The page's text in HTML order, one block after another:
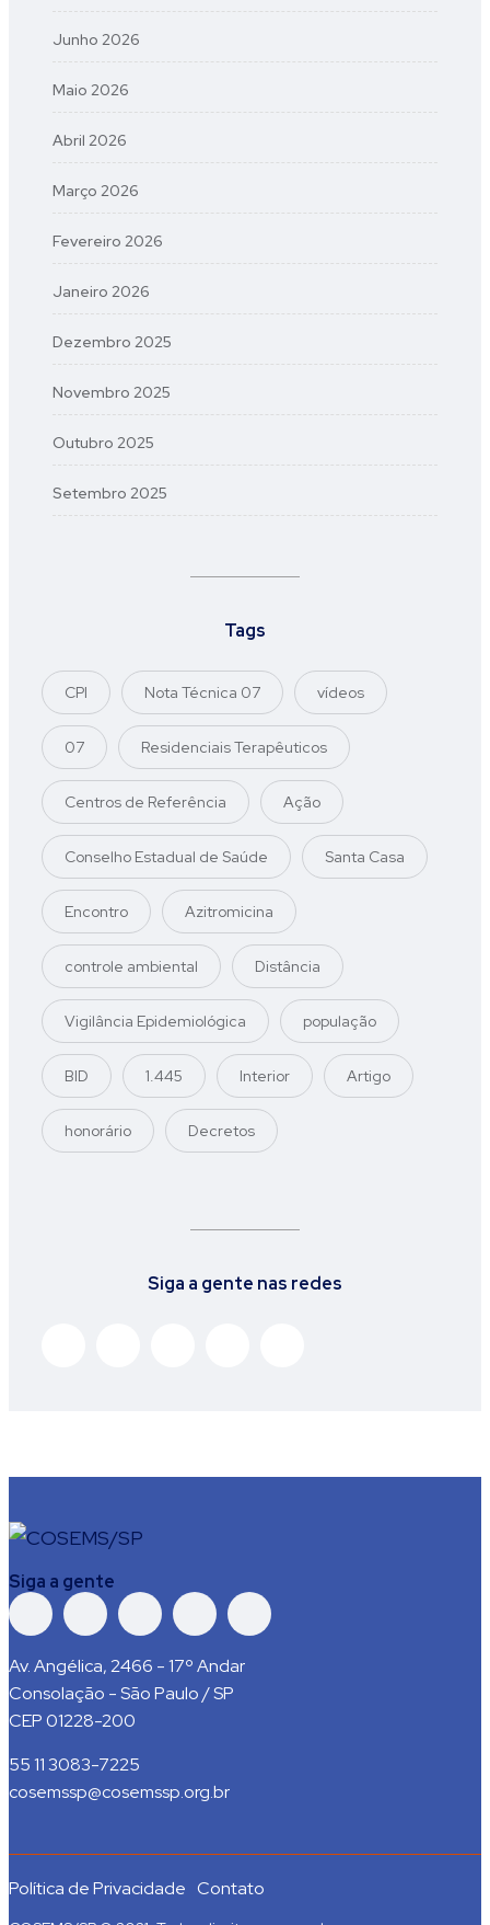
Junho 2026
Maio 2026
Abril 2026
Março 2026
Fevereiro 2026
Janeiro 2026
Dezembro 2025
Novembro 2025
Outubro 2025
Setembro 2025
Tags
CPI Nota Técnica 07 vídeos
07 Residenciais Terapêuticos
Centros de Referência Ação
Conselho Estadual de Saúde Santa Casa
Encontro Azitromicina
controle ambiental Distância
Vigilância Epidemiológica população
BID 1.445 Interior Artigo
honorário Decretos
Siga a gente nas redes
Siga a gente
Av. Angélica, 2466 - 17º Andar
Consolação - São Paulo / SP
CEP 01228-200
55 11 3083-7225
cosemssp@cosemssp.org.br
Política de Privacidade Contato